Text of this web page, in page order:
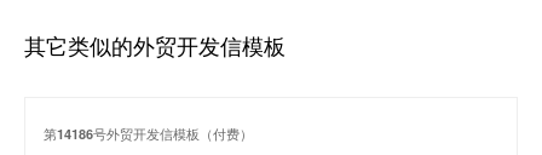
其它类似的外贸开发信模板
第14186号外贸开发信模板（付费）